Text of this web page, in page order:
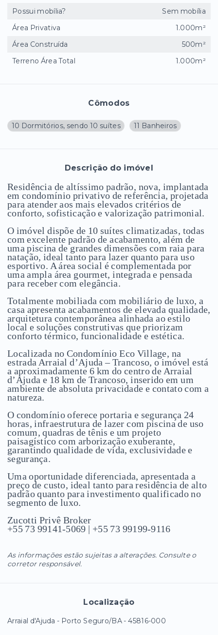
Cômodos
10 Dormitórios, sendo 10 suítes 11 Banheiros
Descrição do imóvel
Residência de altíssimo padrão, nova, implantada
em condomínio privativo de referência, projetada
para atender aos mais elevados critérios de
conforto, sofisticação e valorização patrimonial.
O imóvel dispõe de 10 suítes climatizadas, todas
com excelente padrão de acabamento, além de
uma piscina de grandes dimensões com raia para
natação, ideal tanto para lazer quanto para uso
esportivo. A área social é complementada por
uma ampla área gourmet, integrada e pensada
para receber com elegância.
Totalmente mobiliada com mobiliário de luxo, a
casa apresenta acabamentos de elevada qualidade,
arquitetura contemporânea alinhada ao estilo
local e soluções construtivas que priorizam
conforto térmico, funcionalidade e estética.
Localizada no Condomínio Eco Village, na
estrada Arraial d’Ajuda – Trancoso, o imóvel está
a aproximadamente 6 km do centro de Arraial
d’Ajuda e 18 km de Trancoso, inserido em um
ambiente de absoluta privacidade e contato com a
natureza.
O condomínio oferece portaria e segurança 24
horas, infraestrutura de lazer com piscina de uso
comum, quadras de tênis e um projeto
paisagístico com arborização exuberante,
garantindo qualidade de vida, exclusividade e
segurança.
Uma oportunidade diferenciada, apresentada a
preço de custo, ideal tanto para residência de alto
padrão quanto para investimento qualificado no
segmento de luxo.
Zucotti Privê Broker
+55 73 99141-5069 | +55 73 99199-9116
As informações estão sujeitas a alterações. Consulte o
corretor responsável.
Localização
Arraial d'Ajuda - Porto Seguro/BA- 45816-000
Possui mobília?
Sem mobília
Área Privativa
1.000m²
Área Construída
500m²
Terreno Área Total
1.000m²